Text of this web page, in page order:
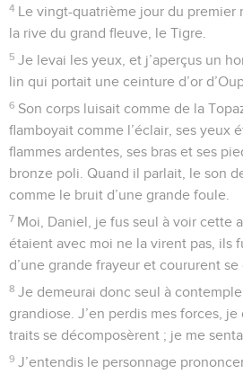
4 Le vingt-quatrième jour du premier
la rive du grand fleuve, le Tigre.
5 Je levai les yeux, et j’aperçus un
lin qui portait une ceinture d’or
6 Son corps luisait comme de la
flamboyait comme l’éclair, ses yeux
flammes ardentes, ses bras et ses
bronze poli. Quand il parlait, le son
comme le bruit d’une grande foule.
7 Moi, Daniel, je fus seul à voir cette
étaient avec moi ne la virent pas, ils
d’une grande frayeur et coururent se
8 Je demeurai donc seul à
grandiose. J’en perdis mes forces,
traits se décomposèrent ; je me
9 J’entendis le personnage